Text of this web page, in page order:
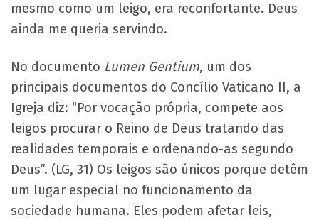
mesmo como um leigo, era reconfortante. Deus
ainda me queria servindo.
No documento Lumen Gentium, um dos
principais documentos do Concílio Vaticano II, a
Igreja diz: “Por vocação própria, compete aos
leigos procurar o Reino de Deus tratando das
realidades temporais e ordenando-as segundo
Deus”. (LG, 31) Os leigos são únicos porque detêm
um lugar especial no funcionamento da
sociedade humana. Eles podem afetar leis,